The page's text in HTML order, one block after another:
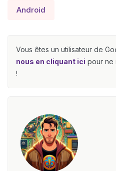
Android
Vous êtes un utilisateur de
nous en cliquant ici pour ne
!